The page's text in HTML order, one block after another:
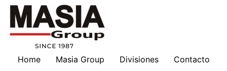
Home Masia Group Divisiones
Contacto